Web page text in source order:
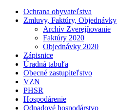
Ochrana obyvateľstva
Zmluvy, Faktúry, Objednávky
Archív Zverejňovanie
Faktúry 2020
Objednávky 2020
Zápisnice
Úradná tabuľa
Obecné zastupiteľstvo
VZN
PHSR
Hospodárenie
Odpadové hospodárstvo